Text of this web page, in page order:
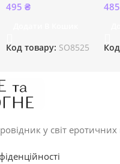
495 ₴
Код товару: SO8525
485
у світ еротичних